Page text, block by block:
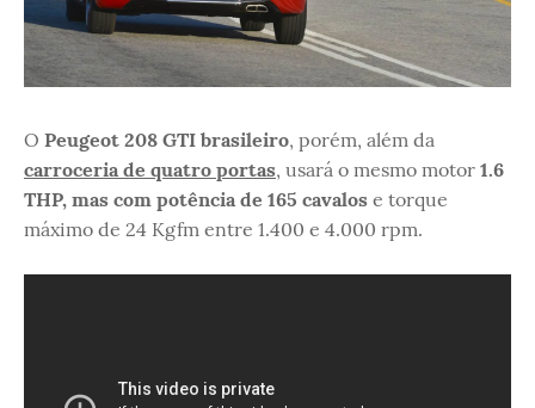
O Peugeot 208 GTI brasileiro, porém, além da
carroceria de quatro portas, usará o mesmo motor 1.6
THP, mas com potência de 165 cavalos e torque
máximo de 24 Kgfm entre 1.400 e 4.000 rpm.